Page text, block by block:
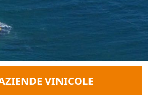
VINICOLE